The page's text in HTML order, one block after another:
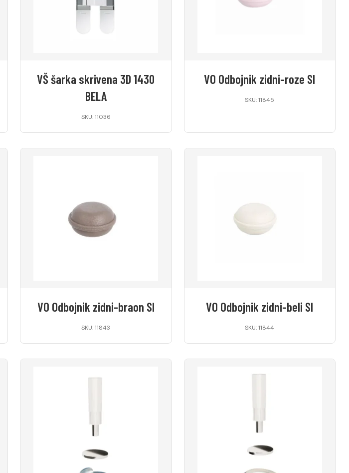
VŠ šarka skrivena 3D 1430
BELA
SKU: 11036
VO Odbojnik zidni-roze SI
SKU: 11845
VO Odbojnik zidni-braon SI
SKU: 11843
VO Odbojnik zidni-beli SI
SKU: 11844